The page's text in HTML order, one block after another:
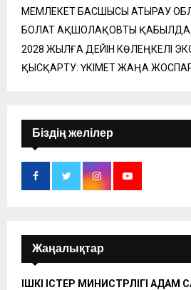
МЕМЛЕКЕТ БАСШЫСЫ АТЫРАУ
БОЛАТ АҚШОЛАҚОВТЫ
2028 ЖЫЛҒА ДЕЙІН КӨЛЕҢКЕЛІ
ҚЫСҚАРТУ: ҮКІМЕТ ЖАҢА
Біздің желілер
Жаңалықтар
ІШКІ ІСТЕР МИНИСТРЛІГІ АДАМ